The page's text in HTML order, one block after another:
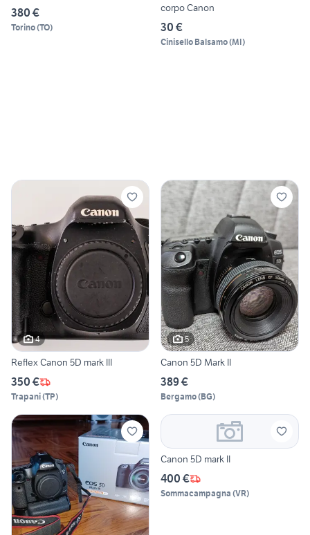
380 €
Torino(TO)
corpo Canon
30 €
Cinisello Balsamo(MI)
4
Reflex Canon 5D mark III
350 €
Trapani(TP)
5
Canon 5D Mark II
389 €
Bergamo(BG)
Canon 5D mark II
400 €
Sommacampagna (VR)